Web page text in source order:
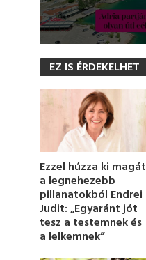
s
n
m
i
n
u
t
e
,
EZ IS ÉRDEKELHET
Ezzel húzza ki magát
a legnehezebb
pillanatokból Endrei
Judit: „Egyaránt jót
tesz a testemnek és
a lelkemnek”